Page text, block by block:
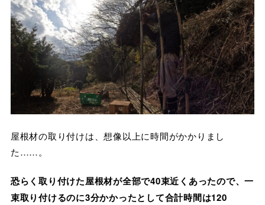
屋根材の取り付けは、想像以上に時間がかかりまし
た……。
恐らく取り付けた屋根材が全部で40束近くあったので、一
束取り付けるのに3分かかったとして合計時間は120